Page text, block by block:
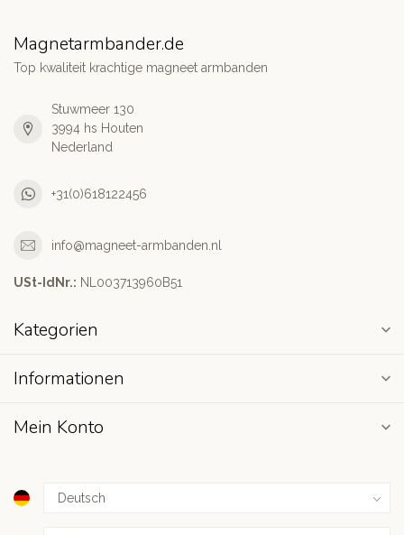
Magnetarmbander.de
Top kwaliteit krachtige magneet armbanden
Stuwmeer 130
3994 hs Houten
Nederland
+31(0)618122456
info@magneet-armbanden.nl
USt-IdNr.: NL003713960B51
Kategorien
Informationen
Mein Konto